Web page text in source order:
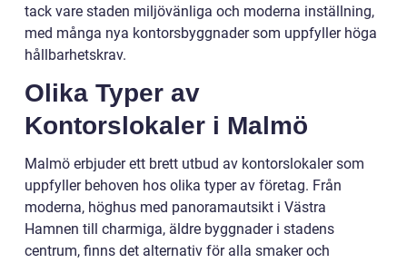
tack vare staden miljövänliga och moderna inställning,
med många nya kontorsbyggnader som uppfyller höga
hållbarhetskrav.
Olika Typer av
Kontorslokaler i Malmö
Malmö erbjuder ett brett utbud av kontorslokaler som
uppfyller behoven hos olika typer av företag. Från
moderna, höghus med panoramautsikt i Västra
Hamnen till charmiga, äldre byggnader i stadens
centrum, finns det alternativ för alla smaker och